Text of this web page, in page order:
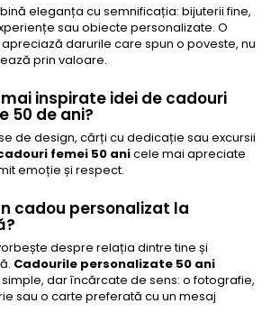
eleganța cu semnificația: bijuterii fine,
sau obiecte personalizate. O
darurile care spun o poveste, nu
prin valoare.
inspirate idei de cadouri
50 de ani?
de design, cărți cu dedicație sau excursii
femei 50 anicele mai apreciate
emoție și respect.
cadou personalizat la
despre relația dintre tine și
Cadourile personalizate 50 ani
dar încărcate de sens: o fotografie,
sau o carte preferată cu un mesaj